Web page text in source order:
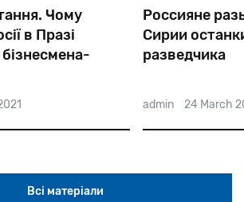
Чому
в Празі
Россияне
Сирии
разведчика
admin 24 March
Всі матеріали